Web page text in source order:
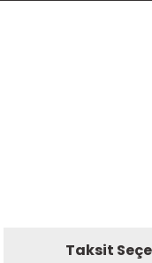
Taksit